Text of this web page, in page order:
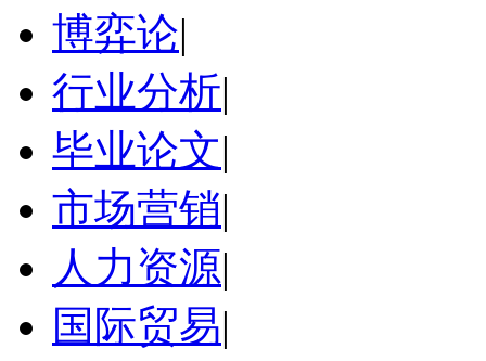
博弈论|
行业分析|
毕业论文|
市场营销|
人力资源|
国际贸易|